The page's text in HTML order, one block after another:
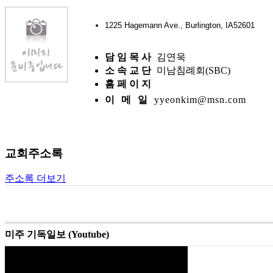
1225 Hagemann Ave., Burlington, IA52601
담 임 목 사 김연욱
소 속 교 단 미남침례회(SBC)
홈 페 이 지
이 메 일
yyeonkim@msn.com
교회주소록
주소록 더보기
미주 기독일보 (Youtube)